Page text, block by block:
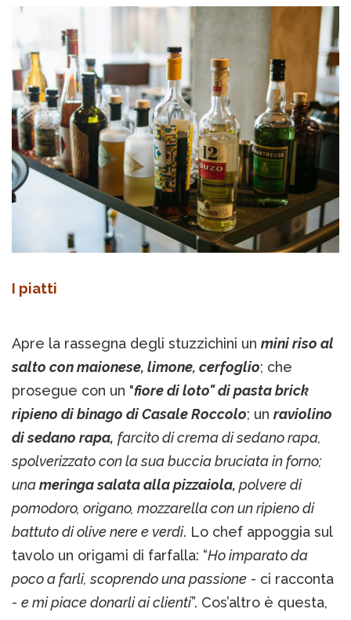
I piatti
Apre la rassegna degli stuzzichini un mini riso al
salto con maionese, limone, cerfoglio; che
prosegue con un "fiore di loto" di pasta brick
ripieno di binago di Casale Roccolo; un raviolino
di sedano rapa, farcito di crema di sedano rapa,
spolverizzato con la sua buccia bruciata in forno;
unameringa salata alla pizzaiola, polvere di
pomodoro, origano, mozzarella con un ripieno di
battuto di olive nere e verdi. Lo chef appoggia sul
tavolo un origami di farfalla: “Ho imparato da
poco a farli, scoprendo una passione - ci racconta
- e mi piace donarli ai clienti”. Cos’altro è questa,